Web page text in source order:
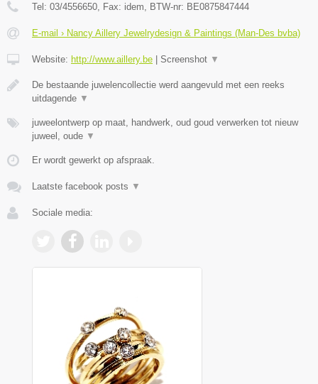
Tel: 03/4556650 , Fax: idem , BTW-nr: BE0875847444
E-mail › Nancy Aillery Jewelrydesign & Paintings (Man-Des bvba)
Website: http://www.aillery.be Screenshot ▼
De bestaande juwelencollectie werd aangevuld met een reeks
uitdagende ▼
juweelontwerp op maat, handwerk, oud goud verwerken tot nieuw
juweel, oude ▼
Er wordt gewerkt op afspraak.
Laatste facebook posts ▼
Sociale media: